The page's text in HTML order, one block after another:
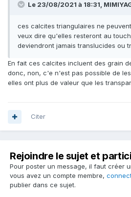
Le 23/08/2021 à 18:31,
ces calcites triangulaires ne
veux dire qu'elles resteront au
deviendront jamais translucides ou
En fait ces calcites incluent des grain
donc, non, c'e n'est pas possible de
elles ont plus de valeur que les
Citer
Rejoindre le sujet et
Pour poster un message, il faut créer
vous avez un compte membre,
publier dans ce sujet.